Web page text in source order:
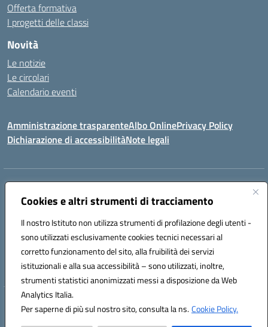
Cookies e altri strumenti di tracciamento
Il nostro Istituto non utilizza strumenti di profilazione degli utenti -
sono utilizzati esclusivamente cookies tecnici necessari al
corretto funzionamento del sito, alla fruibilità dei servizi
istituzionali e alla sua accessibilità – sono utilizzati, inoltre,
strumenti statistici anonimizzati messi a disposizione da Web
Analytics Italia.
Per saperne di più sul nostro sito, consulta la ns.Cookie Policy.
Offerta formativa
I progetti delle classi
Novità
Le notizie
Le circolari
Calendario eventi
Amministrazione trasparenteAlbo OnlinePrivacy Policy
Dichiarazione di accessibilitàNote legali
Indirizzo:
Centralino:+39 071 89 52 08 Email:anic82000a@istruzione.it
Codice fiscale: 93084540421
Codice meccanografico:
ANIC82000A
Codice unico di fatturazione (CUF): UFF6L6
Hosting & Powered by 3D Solution S.r.l.
Concept & Design by Designers Italia